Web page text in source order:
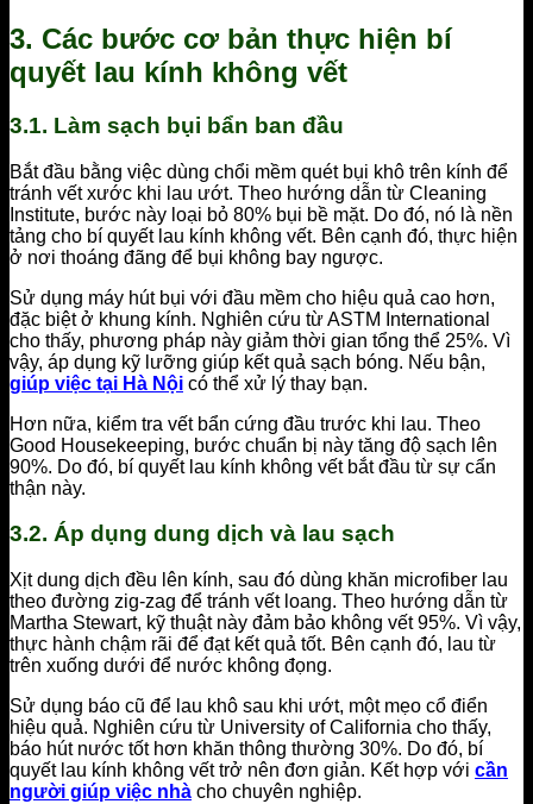
3. Các bước cơ bản thực hiện bí
quyết lau kính không vết
3.1. Làm sạch bụi bẩn ban đầu
Bắt đầu bằng việc dùng chổi mềm quét bụi khô trên kính để
tránh vết xước khi lau ướt. Theo hướng dẫn từ Cleaning
Institute, bước này loại bỏ 80% bụi bề mặt. Do đó, nó là nền
tảng cho bí quyết lau kính không vết. Bên cạnh đó, thực hiện
ở nơi thoáng đãng để bụi không bay ngược.
Sử dụng máy hút bụi với đầu mềm cho hiệu quả cao hơn,
đặc biệt ở khung kính. Nghiên cứu từ ASTM International
cho thấy, phương pháp này giảm thời gian tổng thể 25%. Vì
vậy, áp dụng kỹ lưỡng giúp kết quả sạch bóng. Nếu bận,
giúp việc tại Hà Nội có thể xử lý thay bạn.
Hơn nữa, kiểm tra vết bẩn cứng đầu trước khi lau. Theo
Good Housekeeping, bước chuẩn bị này tăng độ sạch lên
90%. Do đó, bí quyết lau kính không vết bắt đầu từ sự cẩn
thận này.
3.2. Áp dụng dung dịch và lau sạch
Xịt dung dịch đều lên kính, sau đó dùng khăn microfiber lau
theo đường zig-zag để tránh vết loang. Theo hướng dẫn từ
Martha Stewart, kỹ thuật này đảm bảo không vết 95%. Vì vậy,
thực hành chậm rãi để đạt kết quả tốt. Bên cạnh đó, lau từ
trên xuống dưới để nước không đọng.
Sử dụng báo cũ để lau khô sau khi ướt, một mẹo cổ điển
hiệu quả. Nghiên cứu từ University of California cho thấy,
báo hút nước tốt hơn khăn thông thường 30%. Do đó, bí
quyết lau kính không vết trở nên đơn giản. Kết hợp với cần
người giúp việc nhà cho chuyên nghiệp.